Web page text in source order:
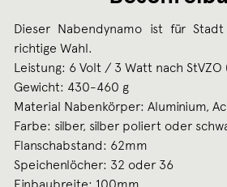
Dieser Nabendynamo ist für
richtige Wahl.
Leistung: 6 Volt / 3 Watt nach StVZO
Gewicht: 430-460 g
Material Nabenkörper: Aluminium,
Farbe: silber, silber poliert oder
Flanschabstand: 62mm
Speichenlöcher: 32 oder 36